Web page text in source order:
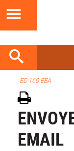
ED 160 EEA
EMAIL